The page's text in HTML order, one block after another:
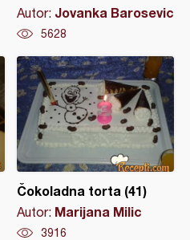
Autor: Jovanka Barosevic
5628
Čokoladna torta (41)
Autor: Marijana Milic
3916